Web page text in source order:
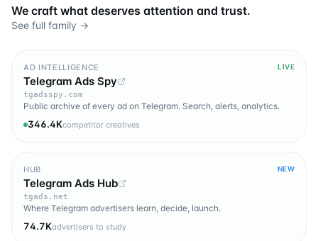
We craft what deserves attention and trust.
See full family →
AD INTELLIGENCE LIVE
Telegram Ads Spy
tgadsspy.com
Public archive of every ad on Telegram. Search, alerts, analytics.
346.4Kcompetitor creatives
HUB NEW
Telegram Ads Hub
tgads.net
Where Telegram advertisers learn, decide, launch.
74.7Kadvertisers to study